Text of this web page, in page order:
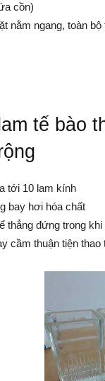
cồn)
nằm ngang, toàn bộ
tế bào
tới 10 lam kính
bay hơi hóa chất
thẳng đứng trong
cầm thuận tiện thao